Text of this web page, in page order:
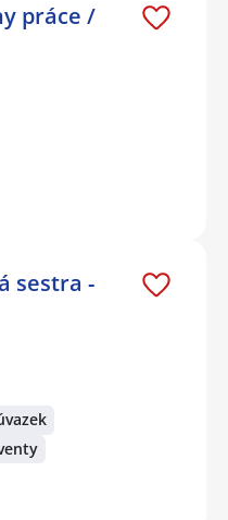
práce /
sestra -